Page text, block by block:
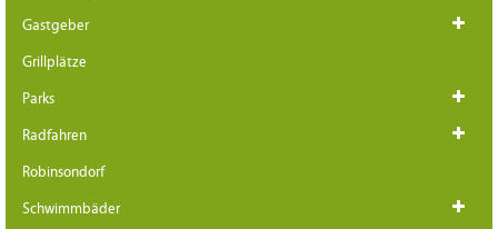
Gastgeber
Grillplätze
Parks
Radfahren
Robinsondorf
Schwimmbäder